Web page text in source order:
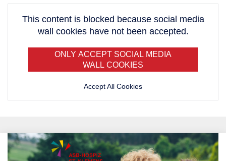
This content is blocked because social media
wall cookies have not been accepted.
ONLY ACCEPT SOCIAL MEDIA
WALL COOKIES
Accept All Cookies